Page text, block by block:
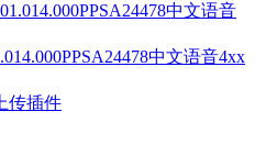
中文语音4xx
传插件